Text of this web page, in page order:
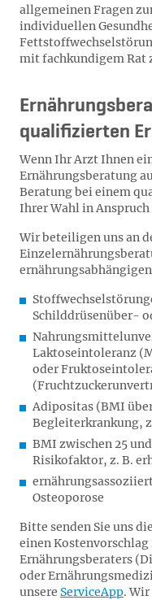
allgemeinen Fragen
individuellen
mit fachkundigem Rat
qualifizierten
Wenn Ihr Arzt Ihnen
Ernährungsberatung
Beratung bei einem
Ihrer Wahl in Anspruch
Wir beteiligen uns an
Schilddrüsenüber-
Laktoseintoleranz
oder
Adipositas (BMI
Begleiterkrankung,
BMI zwischen 25
Risikofaktor, z. B.
Osteoporose
Bitte senden Sie uns
einen
Ernährungsberaters
oder
unsere ServiceApp.